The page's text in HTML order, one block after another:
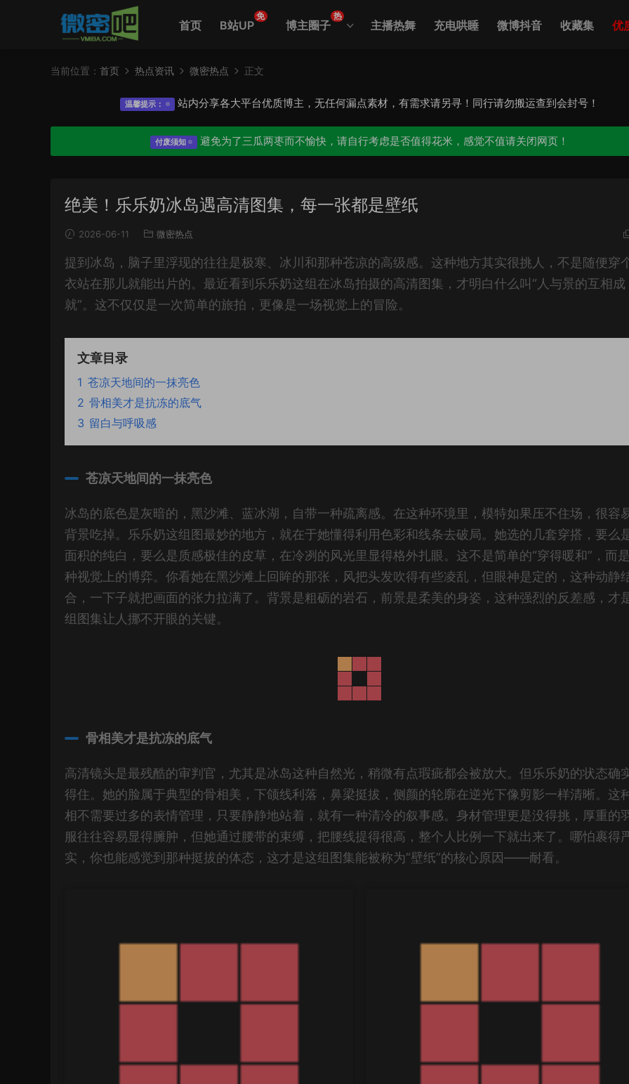
首页 B站UP
免
博主圈子
热
主播热舞 充电哄睡 微博抖音 收藏集 优
当前位置： 首页 热点资讯 微密热点 正文
温馨提示： 站内分享各大平台优质博主，无任何漏点素材，有需求请另寻！同行请勿搬运查到会封号！
付废须知 避免为了三瓜两枣而不愉快，请自行考虑是否值得花米，感觉不值请关闭网页！
绝美！乐乐奶冰岛遇高清图集，每一张都是壁纸
2026-06-11 微密热点
提到冰岛，脑子里浮现的往往是极寒、冰川和那种苍凉的高级感。这种地方其实很挑人，不是随便穿
衣站在那儿就能出片的。最近看到乐乐奶这组在冰岛拍摄的高清图集，才明白什么叫“人与景的互相成
就”。这不仅仅是一次简单的旅拍，更像是一场视觉上的冒险。
文章目录
1 苍凉天地间的一抹亮色
2 骨相美才是抗冻的底气
3 留白与呼吸感
苍凉天地间的一抹亮色
冰岛的底色是灰暗的，黑沙滩、蓝冰湖，自带一种疏离感。在这种环境里，模特如果压不住场，很容
背景吃掉。乐乐奶这组图最妙的地方，就在于她懂得利用色彩和线条去破局。她选的几套穿搭，要么
面积的纯白，要么是质感极佳的皮草，在冷冽的风光里显得格外扎眼。这不是简单的“穿得暖和”，而
种视觉上的博弈。你看她在黑沙滩上回眸的那张，风把头发吹得有些凌乱，但眼神是定的，这种动静
合，一下子就把画面的张力拉满了。背景是粗砺的岩石，前景是柔美的身姿，这种强烈的反差感，才
组图集让人挪不开眼的关键。
骨相美才是抗冻的底气
高清镜头是最残酷的审判官，尤其是冰岛这种自然光，稍微有点瑕疵都会被放大。但乐乐奶的状态确
得住。她的脸属于典型的骨相美，下颌线利落，鼻梁挺拔，侧颜的轮廓在逆光下像剪影一样清晰。这
相不需要过多的表情管理，只要静静地站着，就有一种清冷的叙事感。身材管理更是没得挑，厚重的
服往往容易显得臃肿，但她通过腰带的束缚，把腰线提得很高，整个人比例一下就出来了。哪怕裹得
实，你也能感觉到那种挺拔的体态，这才是这组图集能被称为“壁纸”的核心原因——耐看。